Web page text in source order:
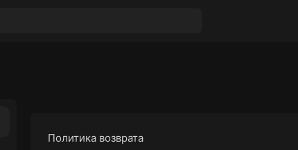
Политика возврата